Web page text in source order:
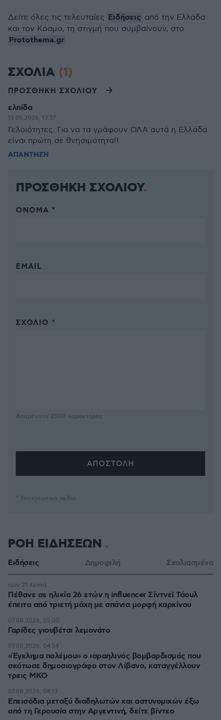
Δείτε όλες τις τελευταίες Ειδήσεις από την Ελλάδα
και τον Κόσμο, τη στιγμή που συμβαίνουν, στο
Protothema.gr
ΣΧΟΛΙΑ (1)
ΠΡΟΣΘΗΚΗ ΣΧΟΛΙΟΥ
ελπίδα
13.05.2026, 13:37
Γελοιότητες. Για να τα γράφουν ΟΛΑ αυτά η Ελλάδα
είναι πρώτη σε θνησιμότητα!!
ΑΠΑΝΤΗΣΗ
ΠΡΟΣΘΗΚΗ ΣΧΟΛΙΟΥ
ΌΝΟΜΑ *
EMAIL
ΣΧΌΛΙΟ *
Απομένουν 2500 χαρακτήρες
* Υποχρεωτικά πεδία
ΡΟΗ ΕΙΔΗΣΕΩΝ
Ειδήσεις Δημοφιλή Σχολιασμένα
Πέθανε σε ηλικία 26 ετών η influencer Σίντνεϊ Τάουλ
έπειτα από τριετή μάχη με σπάνια μορφή καρκίνου
πριν 21 λεπτά
Γαρίδες γιουβέτσι λεμονάτο
07.08.2026, 05:00
«Έγκλημα πολέμου» ο ισραηλινός βομβαρδισμός που
σκότωσε δημοσιογράφο στον Λίβανο, καταγγέλλουν
τρεις ΜΚΟ
07.08.2026, 04:54
Επεισόδια μεταξύ διαδηλωτών και αστυνομικών έξω
από τη Γερουσία στην Αργεντινή, δείτε βίντεο
07.08.2026, 04:13